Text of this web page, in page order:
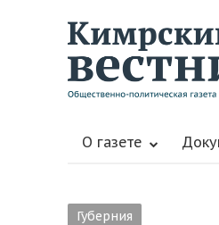
О газете
Губерния